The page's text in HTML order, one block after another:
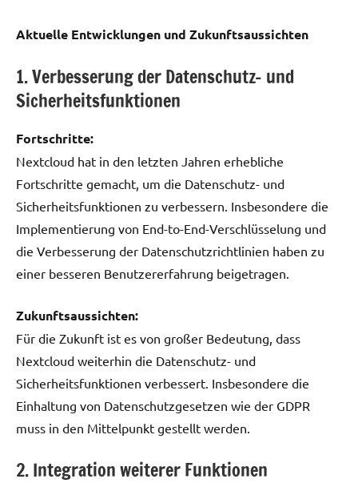
Aktuelle Entwicklungen und Zukunftsaussichten
1. Verbesserung der Datenschutz- und
Sicherheitsfunktionen
Fortschritte:
Nextcloud hat in den letzten Jahren erhebliche
Fortschritte gemacht, um die Datenschutz- und
Sicherheitsfunktionen zu verbessern. Insbesondere die
Implementierung von End-to-End-Verschlüsselung und
die Verbesserung der Datenschutzrichtlinien haben zu
einer besseren Benutzererfahrung beigetragen.
Zukunftsaussichten:
Für die Zukunft ist es von großer Bedeutung, dass
Nextcloud weiterhin die Datenschutz- und
Sicherheitsfunktionen verbessert. Insbesondere die
Einhaltung von Datenschutzgesetzen wie der GDPR
muss in den Mittelpunkt gestellt werden.
2. Integration weiterer Funktionen